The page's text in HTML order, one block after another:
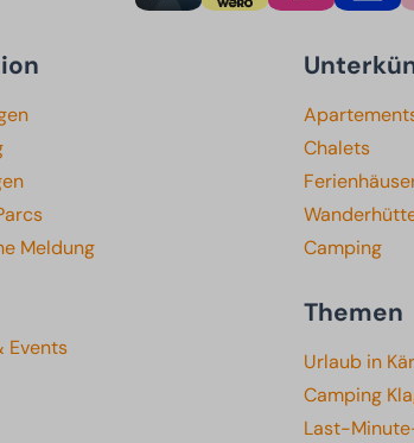
Meldung
Events
Chalets
Camping
Themen
Urlaub in
Camping
Last-